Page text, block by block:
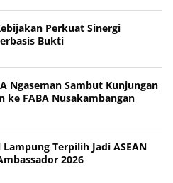
Perkuat Sinergi
Bukti
Ngaseman Sambut Kunjungan
ke FABA Nusakambangan
Terpilih Jadi ASEAN
2026